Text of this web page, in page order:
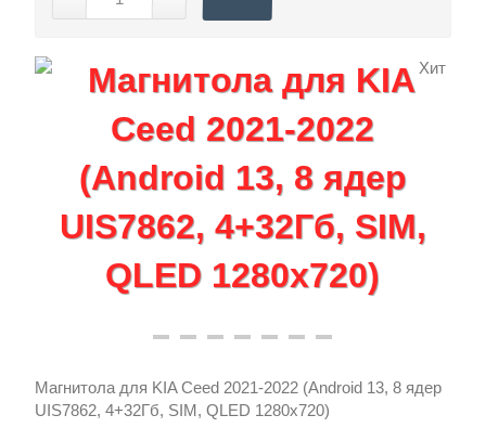
Хит
Магнитола для KIA Ceed 2021-2022 (Android 13, 8 ядер
UIS7862, 4+32Гб, SIM, QLED 1280x720)